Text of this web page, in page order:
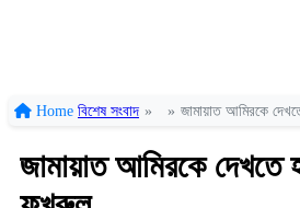
Home বিশেষ সংবাদ » » জামায়াত আমিরকে
জামায়াত আমিরকে দেখতে